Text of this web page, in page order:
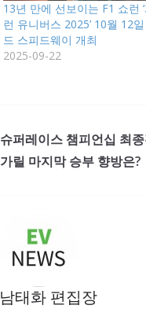
13년 만에 선보이는 F1 쇼런
런 유니버스 2025’ 10월 12
드 스피드웨이 개최
2025-09-22
슈퍼레이스 챔피언십 최
가릴 마지막 승부 향방은?
남태화 편집장